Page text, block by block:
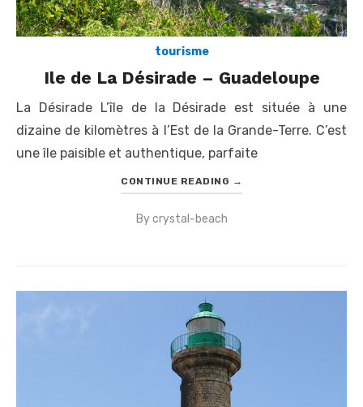
tourisme
Ile de La Désirade – Guadeloupe
La Désirade L’île de la Désirade est située à une
dizaine de kilomètres à l’Est de la Grande-Terre. C’est
une île paisible et authentique, parfaite
CONTINUE READING →
Bycrystal-beach